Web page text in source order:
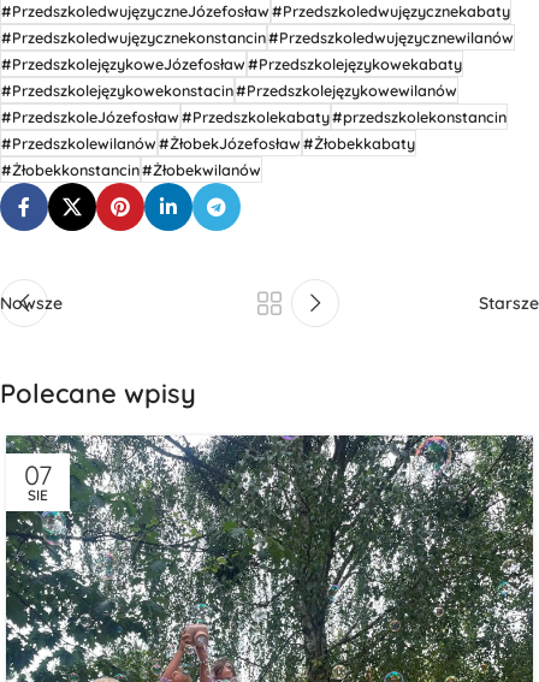
#PrzedszkoledwujęzyczneJózefosław#Przedszkoledwujęzycznekabaty
#Przedszkoledwujęzycznekonstancin#Przedszkoledwujęzycznewilanów
#PrzedszkolejęzykoweJózefosław#Przedszkolejęzykowekabaty
#Przedszkolejęzykowekonstacin#Przedszkolejęzykowewilanów
#PrzedszkoleJózefosław#Przedszkolekabaty#przedszkolekonstancin
#Przedszkolewilanów#ŻłobekJózefosław#Żłobekkabaty
#Żłobekkonstancin#Żłobekwilanów
Nowsze Starsze
Polecane wpisy
07
SIE